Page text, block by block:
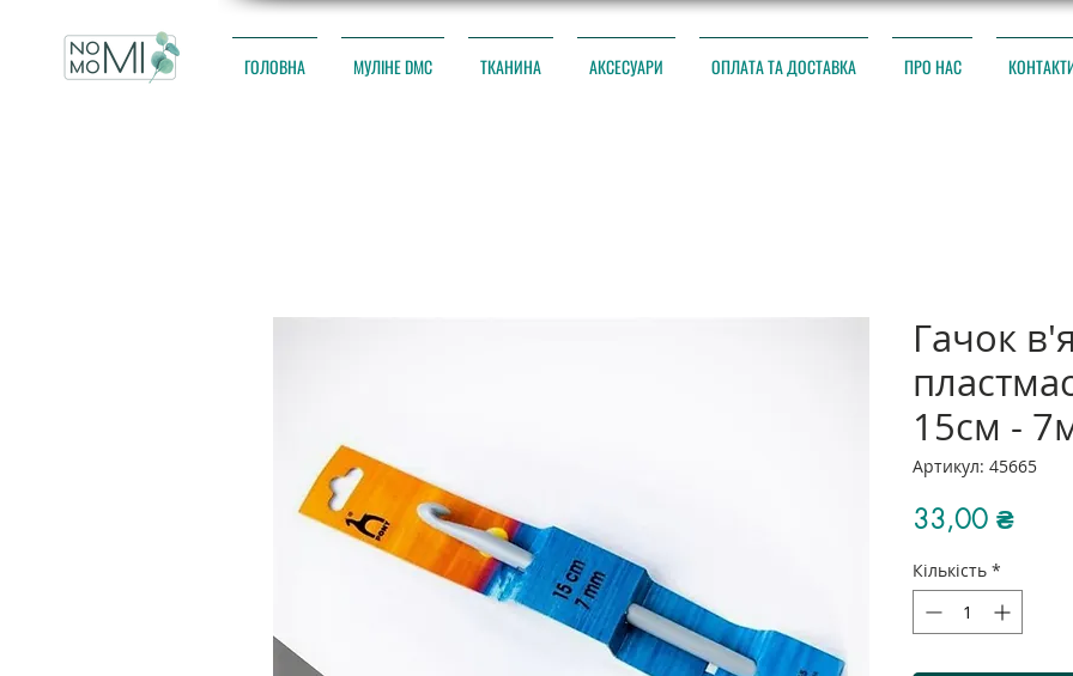
ГОЛОВНА МУЛІНЕ DMC ТКАНИНА АКСЕСУАРИ ОПЛАТА ТА ДОСТАВКА ПРО НАС
Гачок
15см -
Артикул: 45665
33,00 ₴Ціна
Кількість *